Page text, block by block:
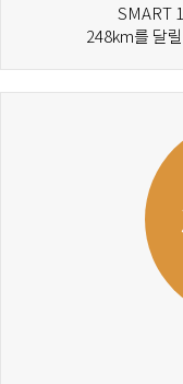
SMART
248km를 달